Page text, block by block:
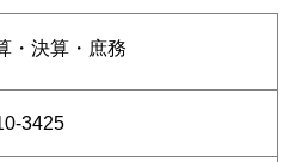
・決算・庶務
3425